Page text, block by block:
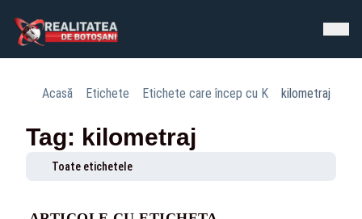
Acasă Etichete Etichete care încep cu K kilometraj
Tag: kilometraj
Toate etichetele